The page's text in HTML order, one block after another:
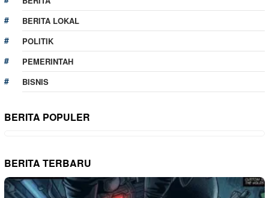
BERITA LOKAL
POLITIK
PEMERINTAH
BISNIS
BERITA POPULER
BERITA TERBARU